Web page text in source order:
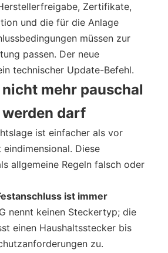
Zertifikate,
und die für die Anlage
müssen zur
passen. Der neue
technischer Update-Befehl.
mehr pauschal
darf
ist einfacher als vor
Diese
allgemeine Regeln falsch oder
ist immer
nennt keinen Steckertyp; die
einen Haushaltsstecker bis
zu.